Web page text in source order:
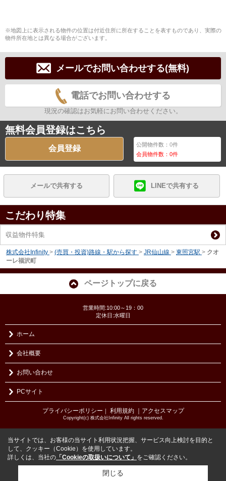
※地図上に表示される物件の位置は付近住所に所在することを表すものであり、実際の
物件所在地とは異なる場合がございます。
メールでお問い合わせする(無料)
電話でお問い合わせする
現況の確認はお気軽にお問い合わせください。
無料会員登録はこちら
会員登録 公開物件数：0件
会員物件数：0件
メールで共有する LINEで共有する
こだわり特集
収益物件特集
株式会社Infinity > (売買・投資)路線・駅から探す > JR仙山線 > 東照宮駅 > クオ
ーレ福沢町
ページトップに戻る
営業時間:10:00～19：00
定休日:水曜日
ホーム
会社概要
お問い合わせ
PCサイト
プライバシーポリシー 利用規約 ｜アクセスマップ
Copyright(c) 株式会社Infinity All rights reserved.
当サイトでは、お客様の当サイト利用状況把握、サービス向上検討を目的と
して、クッキー（Cookie）を使用しています。
詳しくは、当社の 「Cookieの取扱いについて」 をご確認ください。
閉じる